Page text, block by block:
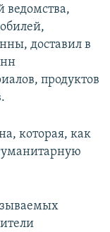
ведомства,
доставил в
продуктов
которая, как